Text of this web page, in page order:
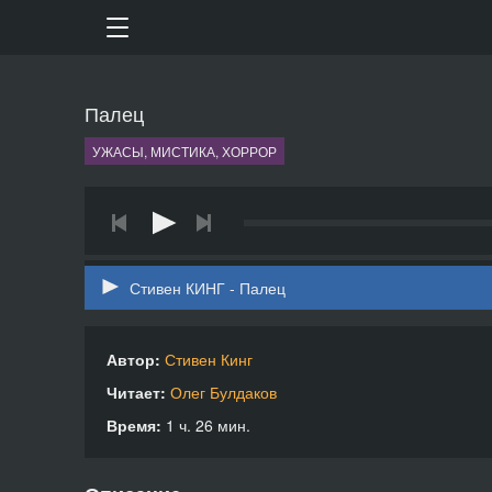
Палец
УЖАСЫ, МИСТИКА, ХОРРОР
Стивен КИНГ - Палец
Автор: Стивен Кинг
Читает: Олег Булдаков
Время: 1 ч. 26 мин.